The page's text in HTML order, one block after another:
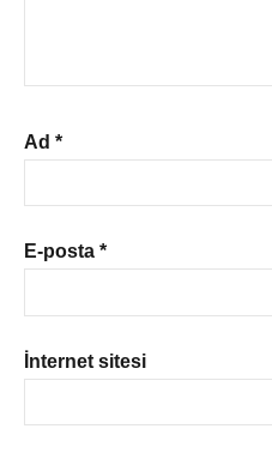
Ad *
E-posta *
İnternet sitesi